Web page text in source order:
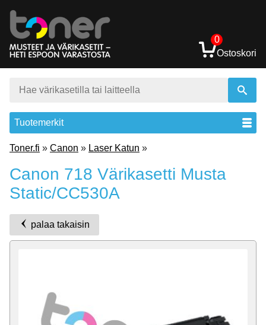
0
Ostoskori
Tuotemerkit
Toner.fi » Canon » Laser Katun »
Canon 718 Värikasetti Musta
Static/CC530A
palaa takaisin